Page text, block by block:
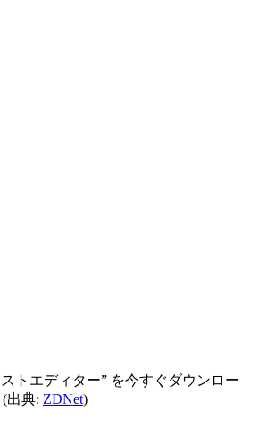
トエディター” を今すぐダウンロー
出典: ZDNet)